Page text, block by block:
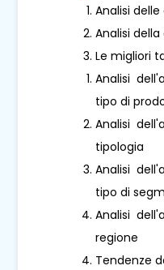
Analisi
Analisi
Le migliori
Analisi
tipo di
Analisi
tipologia
Analisi
tipo di
Analisi
regione
Tendenze